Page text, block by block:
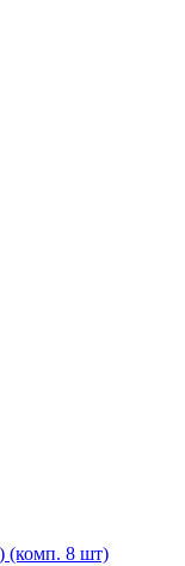
(комп. 8 шт)